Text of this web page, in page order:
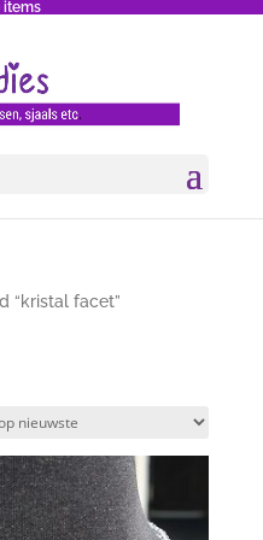
items
facet”